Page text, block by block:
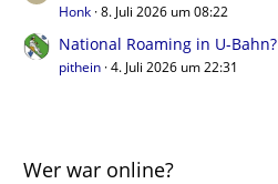
Honk 8. Juli 2026 um 08:22
National Roaming in U-Bahn?
pithein 4. Juli 2026 um 22:31
Wer war online?